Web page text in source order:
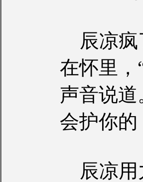
辰凉疯
在怀里，
声音说
会护你的
辰凉用